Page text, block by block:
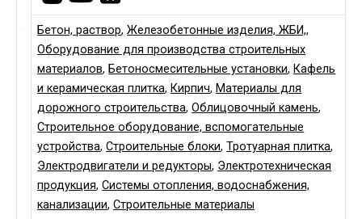
Бетон, раствор,Железобетонные изделия, ЖБИ,,
Оборудование для производства строительных
материалов, Бетоносмесительные установки, Кафель
и керамическая плитка, Кирпич, Материалы для
дорожного строительства,Облицовочный камень,
Строительное оборудование, вспомогательные
устройства,Строительные блоки,Тротуарная плитка,
Электродвигатели и редукторы, Электротехническая
продукция,Системы отопления, водоснабжения,
канализации,Строительные материалы